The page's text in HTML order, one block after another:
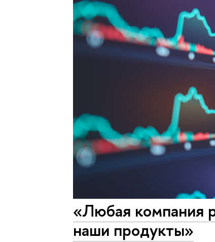
«Любая компания
наши продукты»